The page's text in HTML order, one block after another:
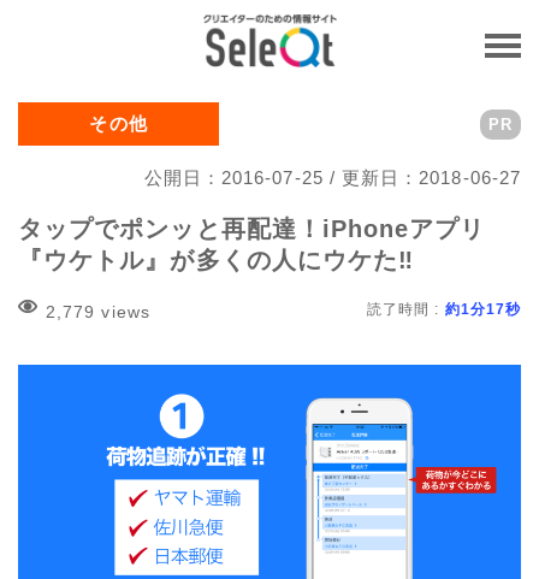
その他
公開日：2016-07-25 / 更新日：2018-06-27
PR
タップでポンッと再配達！iPhoneアプリ
『ウケトル』が多くの人にウケた‼
2,779 views 読了時間 : 約1分17秒